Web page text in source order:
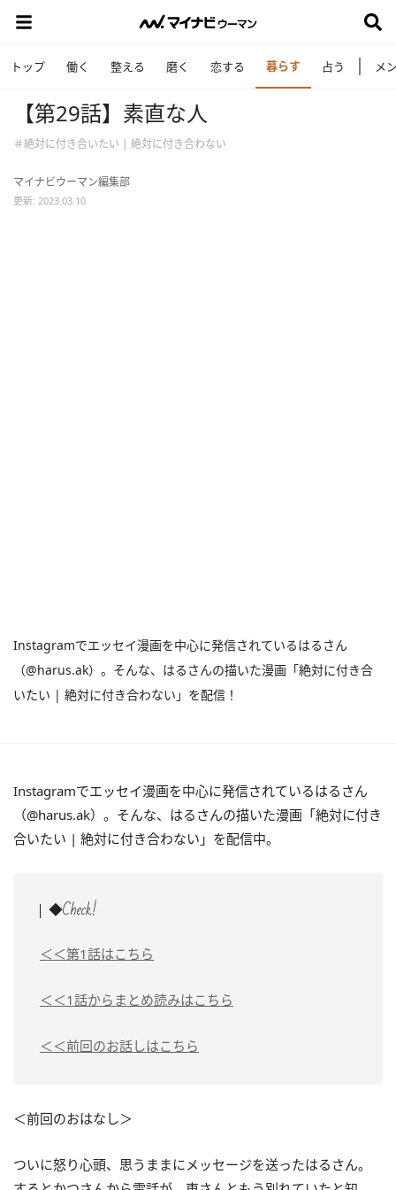
トップ 働く 整える 磨く 恋する 暮らす 占う メ
【第29話】素直な人
＃絶対に付き合いたい | 絶対に付き合わない
マイナビウーマン編集部
更新: 2023.03.10
Instagramでエッセイ漫画を中心に発信されているはるさん
（@harus.ak）。そんな、はるさんの描いた漫画「絶対に付き合
いたい | 絶対に付き合わない」を配信！
Instagramでエッセイ漫画を中心に発信されているはるさん
（@harus.ak）。そんな、はるさんの描いた漫画「絶対に付き
合いたい | 絶対に付き合わない」を配信中。
◆Check!
＜＜第1話はこちら
＜＜1話からまとめ読みはこちら
＜＜前回のお話しはこちら
＜前回のおはなし＞
ついに怒り心頭、思うままにメッセージを送ったはるさん。